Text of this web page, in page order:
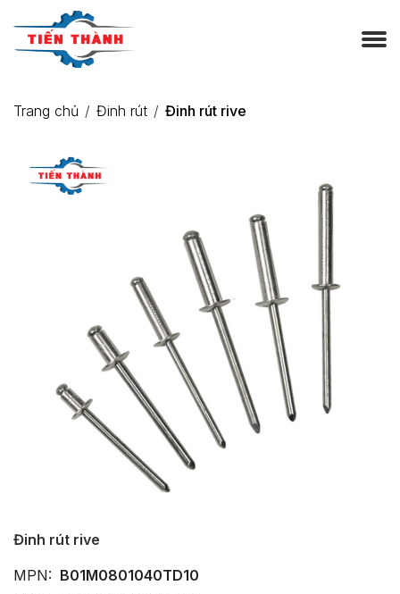
Trang chủ Đinh rút Đinh rút rive
Đinh rút rive
MPN: B01M0801040TD10